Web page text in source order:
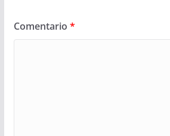
Comentario *